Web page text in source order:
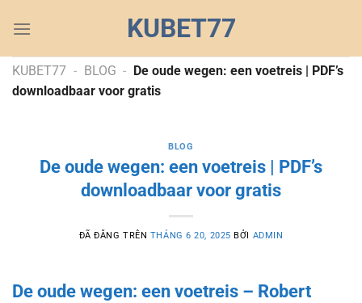
đến
dung
KUBET77
KUBET77 - BLOG - De oude wegen: een voetreis | PDF’s
downloadbaar voor gratis
BLOG
De oude wegen: een voetreis | PDF’s
downloadbaar voor gratis
ĐÃ ĐĂNG TRÊN THÁNG 6 20, 2025 BỞI ADMIN
De oude wegen: een voetreis – Robert